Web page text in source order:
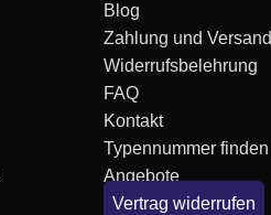
Blog
Zahlung und Versand
Widerrufsbelehrung
FAQ
Kontakt
Typennummer finden
Angebote
Vertrag widerrufen